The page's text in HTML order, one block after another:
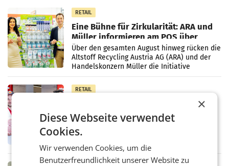
RETAIL
Eine Bühne für Zirkularität: ARA und
Müller informieren am POS über
Kreislauffähigkeit
Über den gesamten August hinweg rücken die
Altstoff Recycling Austria AG (ARA) und der
Handelskonzern Müller die Initiative
„Kreislauf-Helden“ in allen österreichischen
Müller-Filialen
RETAIL
Penny modernisiert zwei Filialen in
Ober- und Niederösterreich
WIENER NEUDORF. – Im Rahmen einer
laufenden Modernisierungsoffensive
Oberösterreich. Die beiden Standorte liegen
in Haag sowie im rund
×
Diese Webseite verwendet
Cookies.
Wir verwenden Cookies, um die
Benutzerfreundlichkeit unserer Website zu